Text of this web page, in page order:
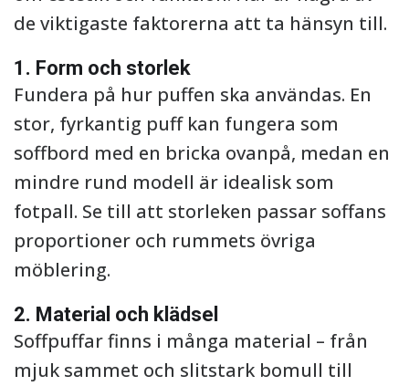
de viktigaste faktorerna att ta hänsyn till.
1. Form och storlek
Fundera på hur puffen ska användas. En
stor, fyrkantig puff kan fungera som
soffbord med en bricka ovanpå, medan en
mindre rund modell är idealisk som
fotpall. Se till att storleken passar soffans
proportioner och rummets övriga
möblering.
2. Material och klädsel
Soffpuffar finns i många material – från
mjuk sammet och slitstark bomull till